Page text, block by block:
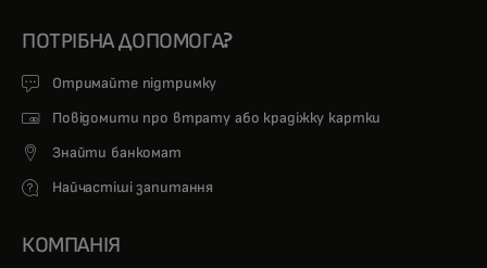
ПОТРІБНА ДОПОМОГА?
Отримайте підтримку
Повідомити про втрату або крадіжку картки
Знайти банкомат
Найчастіші запитання
КОМПАНІЯ